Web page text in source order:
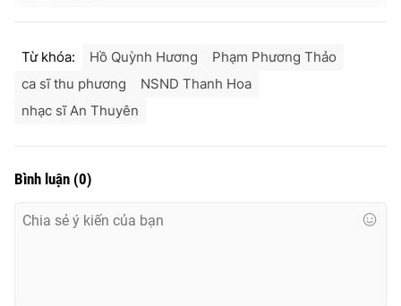
Từ khóa: Hồ Quỳnh Hương
Phạm Phương Thảo
ca sĩ thu phương
NSND Thanh Hoa
nhạc sĩ An Thuyên
Bình luận (0)